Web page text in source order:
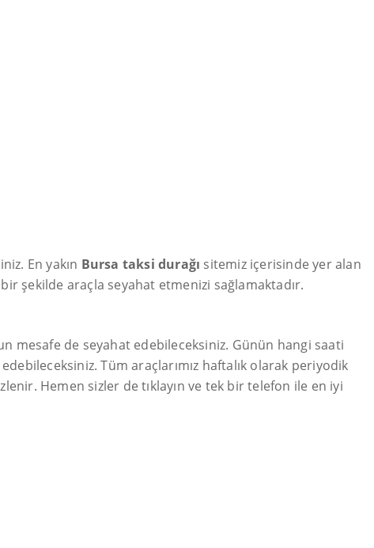
En yakın Bursa taksi durağı sitemiz içerisinde yer alan
şekilde araçla seyahat etmenizi sağlamaktadır.
mesafe de seyahat edebileceksiniz. Günün hangi saati
Tüm araçlarımız haftalık olarak periyodik
Hemen sizler de tıklayın ve tek bir telefon ile en iyi